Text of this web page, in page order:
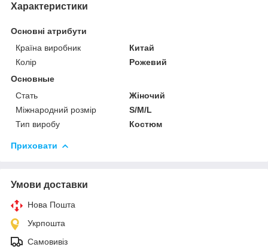
Характеристики
Основні атрибути
Країна виробник
Китай
Колір
Рожевий
Основные
Стать
Жіночий
Міжнародний розмір
S/M/L
Тип виробу
Костюм
Приховати
Умови доставки
Нова Пошта
Укрпошта
Самовивіз